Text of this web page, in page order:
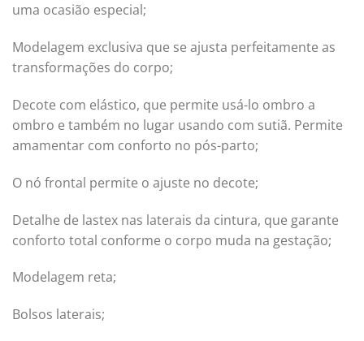
uma ocasião especial;
Modelagem exclusiva que se ajusta perfeitamente as
transformações do corpo;
Decote com elástico, que permite usá-lo ombro a
ombro e também no lugar usando com sutiã. Permite
amamentar com conforto no pós-parto;
O nó frontal permite o ajuste no decote;
Detalhe de lastex nas laterais da cintura, que garante
conforto total conforme o corpo muda na gestação;
Modelagem reta;
Bolsos laterais;